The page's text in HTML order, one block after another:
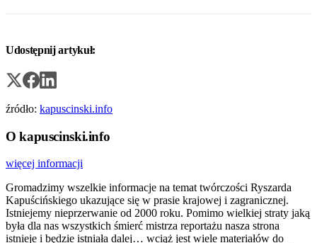
Udostępnij artykuł:
źródło: kapuscinski.info
O kapuscinski.info
więcej informacji
Gromadzimy wszelkie informacje na temat twórczości Ryszarda
Kapuścińskiego ukazujące się w prasie krajowej i zagranicznej.
Istniejemy nieprzerwanie od 2000 roku. Pomimo wielkiej straty jaką
była dla nas wszystkich śmierć mistrza reportażu nasza strona
istnieje i będzie istniała dalej… wciąż jest wiele materiałów do